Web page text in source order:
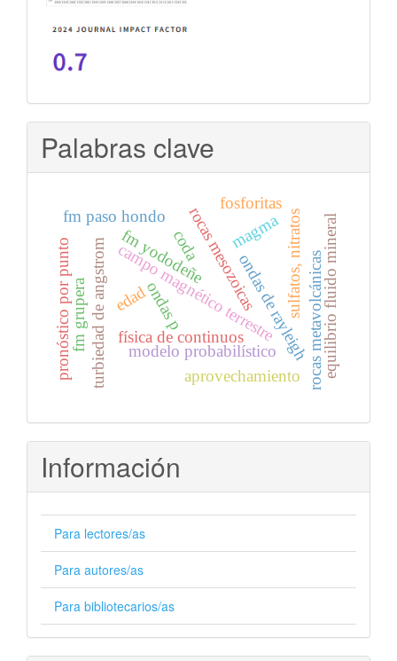
Palabras clave
ondas de rayleigh
campo magnético terrestre rocas metavolcánicas
rocas mesozoicas equilibrio fluido mineral
física de continuos
turbiedad de angstrom ondas p sulfatos, nitratos
fm yododeñe
fm grupera
fm paso hondo
pronóstico por punto modelo probabilístico
coda
aprovechamiento
magma
edad
fosforitas
Información
Para lectores/as
Para autores/as
Para bibliotecarios/as